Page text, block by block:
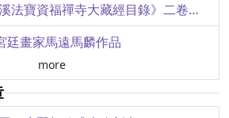
由南宋《安吉州思溪法寶資福禪寺大藏經目錄》二卷之修護案看經摺裝
廷畫家馬遠馬麟作品
器精神之體現
more